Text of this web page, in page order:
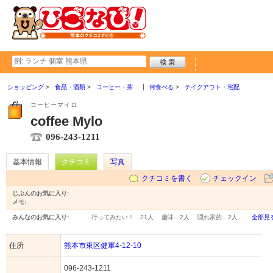
ショッピング 食品・酒類 コーヒー・茶 何食べる テイクアウト・宅配
コーヒーマイロ
coffee Mylo
096-243-1211
基本情報 クチコミ
写真
クチコミを書く
チェックイン
じぶんのお気に入り:
メモ:
みんなのお気に入り: 行ってみたい！… 21人 趣味… 2人 隠れ家的… 2人 全部見
住所 熊本市東区健軍4-12-10
096-243-1211